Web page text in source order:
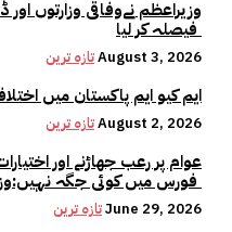
وزیراعظم نےوفاقی وزارتوں اور
تازہ ترینAugust 3, 2026
ایم کیو ایم پاکستان میں
تازہ ترینAugust 2, 2026
عوام پر رعب جھاڑنے اور
تازہ ترینJune 29, 2026